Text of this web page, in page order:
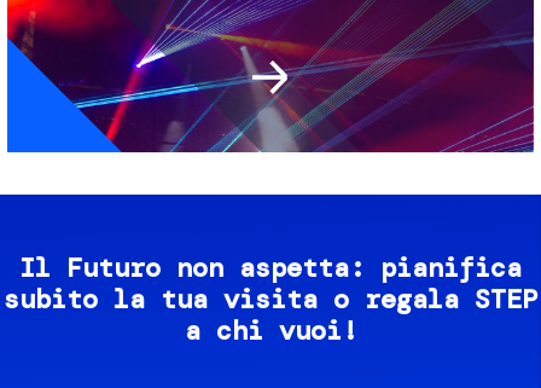
Il Futuro non aspetta: pianifica
subito la tua visita o regala STEP
a chi vuoi!